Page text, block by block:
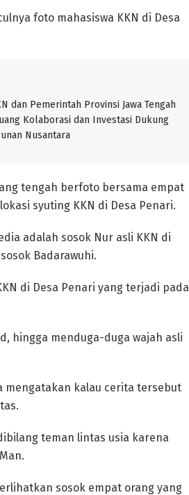
foto mahasiswa KKN di Desa
dan Pemerintah Provinsi Jawa Tengah
Kolaborasi dan Investasi Dukung
Nusantara
tengah berfoto bersama empat
syuting KKN di Desa Penari.
adalah sosok Nur asli KKN di
Badarawuhi.
di Desa Penari yang terjadi pada
hingga menduga-duga wajah asli
mengatakan kalau cerita tersebut
teman lintas usia karena
sosok empat orang yang